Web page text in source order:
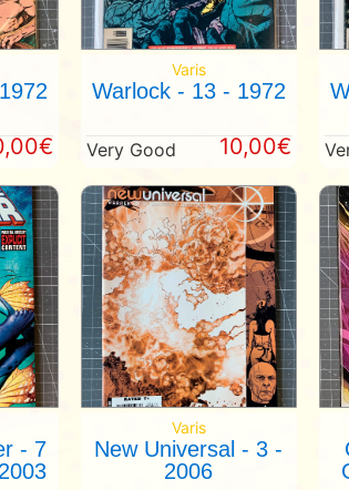
Varis
Warlock - 13 - 1972
Very Good 10,00€
- 7
Varis
New Universal - 3 -
2006